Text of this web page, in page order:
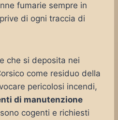
fumarie sempre in
di ogni traccia di
che si deposita nei
come residuo della
pericolosi incendi,
di manutenzione
sono cogenti e richiesti